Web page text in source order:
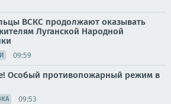
ВСКС продолжают оказывать
Луганской Народной
09:59
Особый противопожарный режим в
09:53